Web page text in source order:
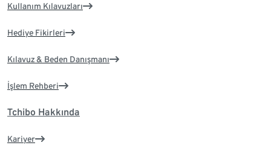
Kullanım Kılavuzları
Hediye Fikirleri
Kılavuz & Beden Danışmanı
İşlem Rehberi
Tchibo Hakkında
Kariyer